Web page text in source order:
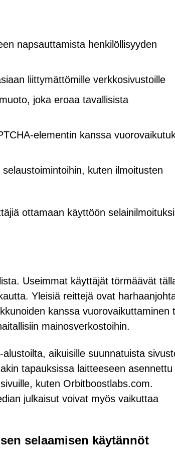
napsauttamista henkilöllisyyden
liittymättömille verkkosivustoille
joka eroaa tavallisista
elementin kanssa
kuten ilmoitusten
ottamaan käyttöön
Useimmat käyttäjät törmäävät
Yleisiä reittejä ovat
kanssa vuorovaikuttaminen
mainosverkostoihin.
aikuisille suunnatuista
tapauksissa laitteeseen asennettu
kuten Orbitboostlabs.com.
julkaisut voivat myös vaikuttaa
selaamisen käytännöt